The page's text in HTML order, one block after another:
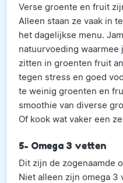
Verse groente en fruit
Alleen staan ze vaak in
het dagelijkse menu.
natuurvoeding
zitten in groenten fruit
tegen stress en goed
te weinig groenten en
smoothie van diverse
Of kook wat vaker een
5- Omega 3 vetten
Dit zijn de zogenaamde
Niet alleen zijn omega 3